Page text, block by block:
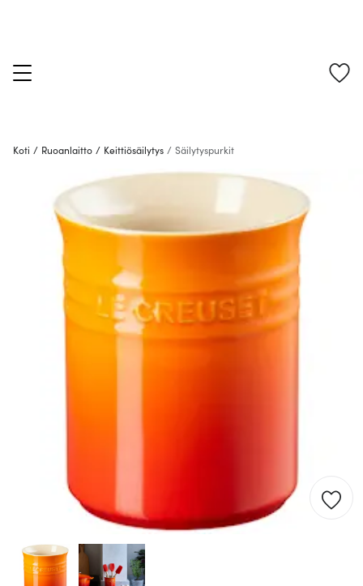
Koti / Ruoanlaitto / Keittiösäilytys / Säilytyspurkit